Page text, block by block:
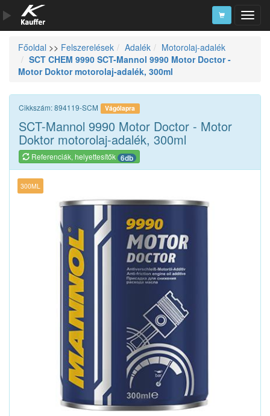
Szerszámkatalógus
Kosár
Alkatrészek
Főoldal >> Felszerelések Adalék
Motorolaj-adalék
SCT CHEM 9990 SCT-Mannol 9990 Motor Doctor -
Motor Doktor motorolaj-adalék, 300ml
Cikkszám: 894119-SCM Vágólapra
SCT-Mannol 9990 Motor Doctor - Motor
Doktor motorolaj-adalék, 300ml
Referenciák, helyettesítők 6db
300ML